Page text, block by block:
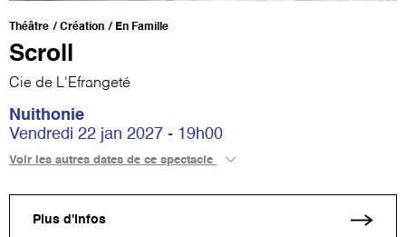
Théâtre Création En Famille
Scroll
Cie de L'Efrangeté
Nuithonie
Vendredi 22 jan 2027 - 19h00
Voir les autres dates de ce spectacle
Plus d'infos